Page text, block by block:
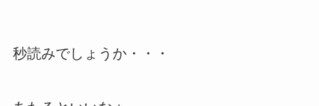
秒読みでしょうか・・・